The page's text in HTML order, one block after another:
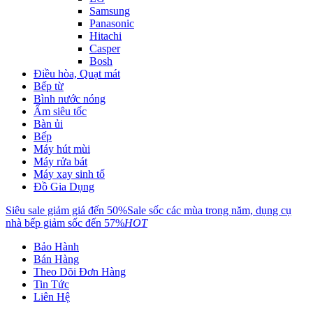
Samsung
Panasonic
Hitachi
Casper
Bosh
Điều hòa, Quạt mát
Bếp từ
Bình nước nóng
Ấm siêu tốc
Bàn ủi
Bếp
Máy hút mùi
Máy rửa bát
Máy xay sinh tố
Đồ Gia Dụng
Siêu sale giảm giá đến 50%Sale sốc các mùa trong năm, dụng cụ
nhà bếp giảm sốc đến 57%HOT
Bảo Hành
Bán Hàng
Theo Dõi Đơn Hàng
Tin Tức
Liên Hệ